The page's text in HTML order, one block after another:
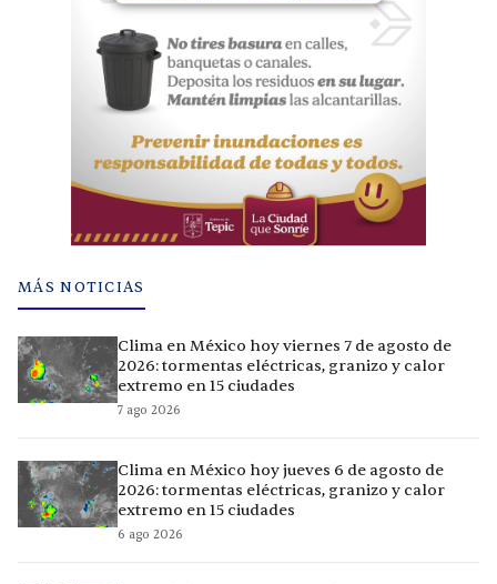
MÁS NOTICIAS
Clima en México hoy viernes 7 de agosto de
2026: tormentas eléctricas, granizo y calor
extremo en 15 ciudades
7 ago 2026
Clima en México hoy jueves 6 de agosto de
2026: tormentas eléctricas, granizo y calor
extremo en 15 ciudades
6 ago 2026